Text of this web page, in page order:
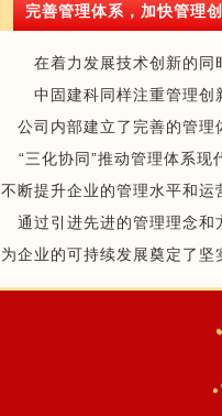
完善管理体系，加快管理
在着力发展技术创新的同
中固建科同样注重管理创
公司内部建立了完善的管理
“三化协同”推动管理体系现
不断提升企业的管理水平和运
通过引进先进的管理理念和
为企业的可持续发展奠定了坚